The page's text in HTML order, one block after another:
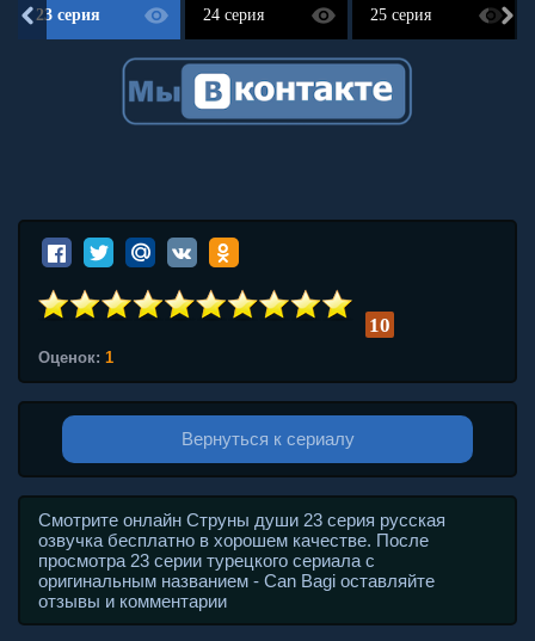
23 серия 24 серия 25 серия
10
Оценок: 1
Вернуться к сериалу
Смотрите онлайн Струны души 23 серия русская
озвучка бесплатно в хорошем качестве. После
просмотра 23 серии турецкого сериала с
оригинальным названием - Can Bagi оставляйте
отзывы и комментарии